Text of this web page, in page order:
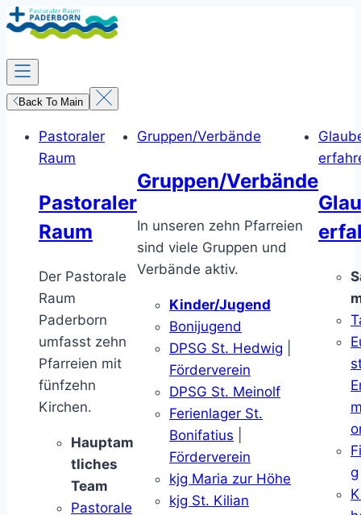
Zum
Inhalt
springen
Back To Main
Pastoraler
Raum
Pastoraler
Raum
Der Pastorale
Raum
Paderborn
umfasst zehn
Pfarreien mit
fünfzehn
Kirchen.
Hauptam
tliches
Team
Pastorale
Gruppen/Verbände
Gruppen/Verbände
In unseren zehn Pfarreien
sind viele Gruppen und
Verbände aktiv.
Kinder/Jugend
Bonijugend
DPSG St. Hedwig
Förderverein
DPSG St. Meinolf
Ferienlager St.
Bonifatius
Förderverein
kjg Maria zur Höhe
kjg St. Kilian
g